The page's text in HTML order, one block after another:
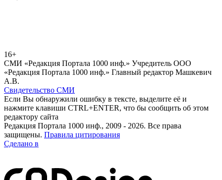
16+
СМИ «Редакция Портала 1000 инф.» Учредитель ООО
«Редакция Портала 1000 инф.» Главный редактор Машкевич
А.В.
Свидетельство СМИ
Если Вы обнаружили ошибку в тексте, выделите её и
нажмите клавиши CTRL+ENTER, что бы сообщить об этом
редактору сайта
Редакция Портала 1000 инф., 2009 - 2026. Все права
защищены. Правила цитирования
Сделано в